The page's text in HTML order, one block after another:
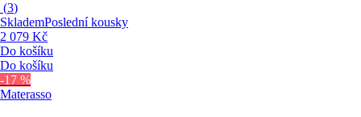
(3)
SklademPoslední kousky
2 079 Kč
Do košíku
Do košíku
-17 %
Materasso